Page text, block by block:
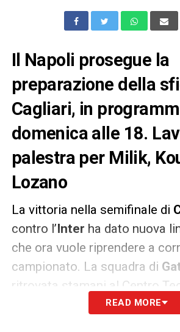
Il Napoli prosegue la
preparazione della
Cagliari, in
domenica alle 18.
palestra per Milik,
Lozano
La vittoria nella semifinale di
contro l’Inter ha dato nuova
che ora vuole riprendere a
campionato. La squadra di
ritrovata stamani al Centro
Castelvolturno per limare gli
READ MORE